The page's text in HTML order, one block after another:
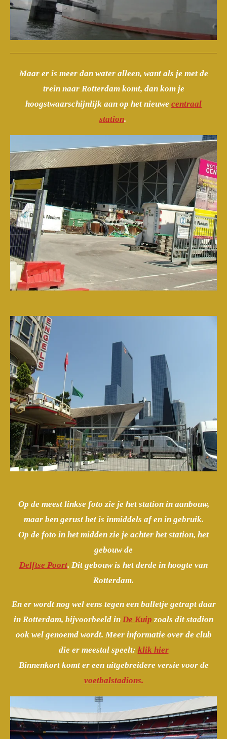
Maar er is meer dan water alleen, want als je met de
trein naar Rotterdam komt, dan kom je
hoogstwaarschijnlijk aan op het nieuwe centraal
station.
Op de meest linkse foto zie je het station in aanbouw,
maar ben gerust het is inmiddels af en in gebruik.
Op de foto in het midden zie je achter het station, het
gebouw de
Delftse Poort. Dit gebouw is het derde in hoogte van
Rotterdam.
En er wordt nog wel eens tegen een balletje getrapt daar
in Rotterdam, bijvoorbeeld in De Kuip zoals dit stadion
ook wel genoemd wordt. Meer informatie over de club
die er meestal speelt: klik hier
Binnenkort komt er een uitgebreidere versie voor de
voetbalstadions.